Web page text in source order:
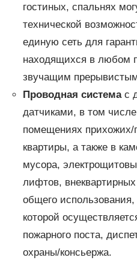
гостиных, спальнях
технической
единую сеть для
находящихся в любом
звучащим
Проводная системас
датчиками, в том
помещениях прихожих/
квартиры, а также в
мусора,
лифтов,
общего
которой
пожарного поста,
охраны/консьержа.